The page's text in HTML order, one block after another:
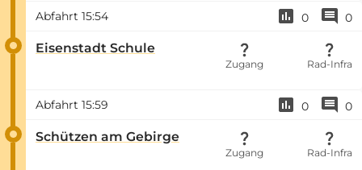
Abfahrt 15:54 0 0
Eisenstadt Schule
Zugang Rad-Infra
Abfahrt 15:59 0 0
Schützen am Gebirge
Zugang Rad-Infra